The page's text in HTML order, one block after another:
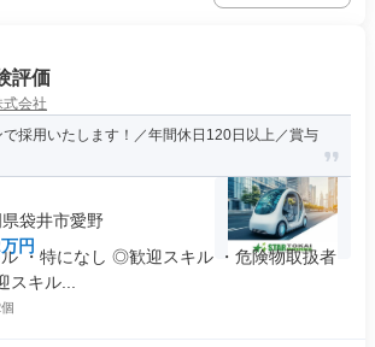
評価
会社
採用いたします！／年間休日120日以上／賞与
袋井市愛野
円
・特になし ◎歓迎スキル ・危険物取扱者
キル...